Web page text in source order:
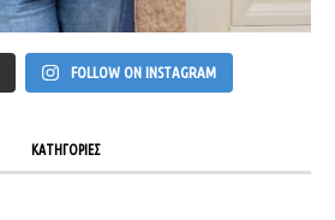
FOLLOW ON INSTAGRAM
ΚΑΤΗΓΟΡΙΕΣ